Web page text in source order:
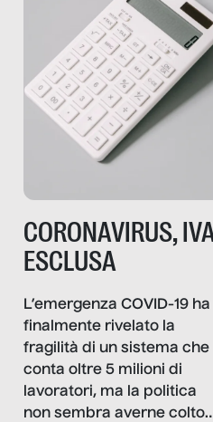
CORONAVIRUS,
ESCLUSA
L’emergenza COVID-19 ha
finalmente rivelato la
fragilità di un sistema che
conta oltre 5 milioni di
lavoratori, ma la politica
non sembra averne colto